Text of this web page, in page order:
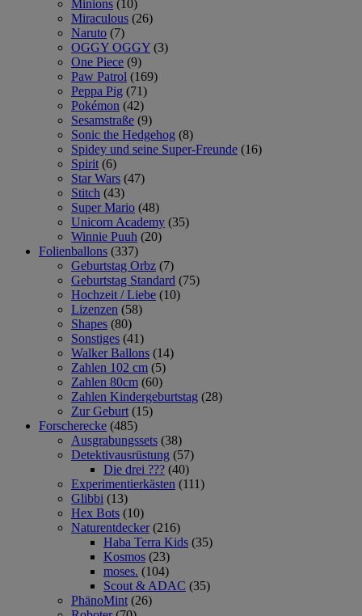
Minions (10)
Miraculous (26)
Naruto (7)
OGGY OGGY (3)
One Piece (9)
Paw Patrol (169)
Peppa Pig (71)
Pokémon (42)
Sesamstraße (9)
Sonic the Hedgehog (8)
Spidey und seine Super-Freunde (16)
Spirit (6)
Star Wars (47)
Stitch (43)
Super Mario (48)
Unicorn Academy (35)
Winnie Puuh (20)
Folienballons (337)
Geburtstag Orbz (7)
Geburtstag Standard (75)
Hochzeit / Liebe (10)
Lizenzen (58)
Shapes (80)
Sonstiges (41)
Walker Ballons (14)
Zahlen 102 cm (5)
Zahlen 80cm (60)
Zahlen Kindergeburtstag (28)
Zur Geburt (15)
Forscherecke (485)
Ausgrabungssets (38)
Detektivausrüstung (57)
Die drei ??? (40)
Experimentierkästen (111)
Glibbi (13)
Hex Bots (10)
Naturentdecker (216)
Haba Terra Kids (35)
Kosmos (23)
moses. (104)
Scout & ADAC (35)
PhänoMint (26)